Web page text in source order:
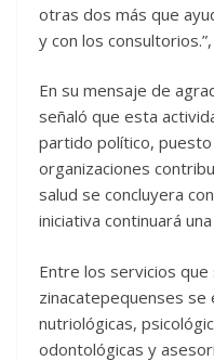
otras dos más que
y con los
En su mensaje de
señaló que esta
partido político,
organizaciones
salud se concluyera
iniciativa continuará
Entre los servicios
zinacatepequenses se
nutriológicas,
odontológicas y